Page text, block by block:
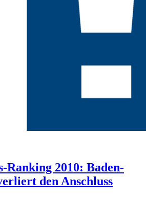
Ranking 2010: Baden-
den Anschluss